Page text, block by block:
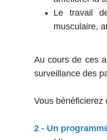
Le travail
musculaire,
Au cours de ces
surveillance des
Vous bénéficierez
2 - Un